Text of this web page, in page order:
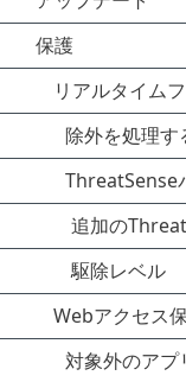
保護
リアルタイム
除外を処理す
ThreatSense
追加の
駆除レベル
Webアクセス
対象外のアプ